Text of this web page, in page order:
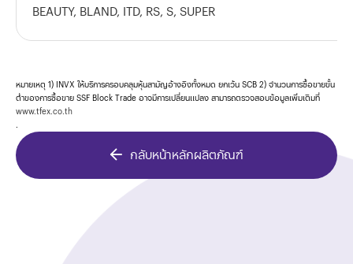
BEAUTY, BLAND, ITD, RS, S, SUPER
หมายเหตุ 1) INVX ให้บริการครอบคลุมหุ้นสามัญอ้างอิงทั้งหมด ยกเว้น SCB 2) จำนวนการซื้อขายขั้น
ต่ำของการซื้อขาย SSF Block Trade อาจมีการเปลี่ยนแปลง สามารถตรวจสอบข้อมูลเพิ่มเติมที่
www.tfex.co.th
กลับหน้าหลักผลิตภัณฑ์